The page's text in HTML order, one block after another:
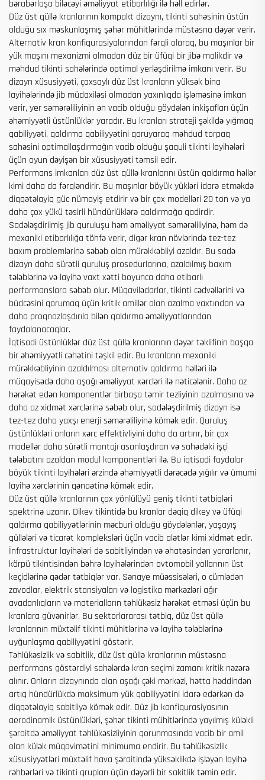
bərabərlaşa biləcəyi əməliyyat etibarlılığı ilə həll edirlər.
Düz üst qüllə kranlarının kompakt dizaynı, tikinti sahəsinin üstün
olduğu sıx məskunlaşmış şəhər mühitlərində müstəsna dəyər verir.
Alternativ kran konfiqurasiyalarından fərqli olaraq, bu maşınlar bir
yük maşını mexanizmi olmadan düz bir üfüqi bir jibə malikdir və
məhdud tikinti sahələrində optimal yerləşdirilmə imkanı verir. Bu
dizayn xüsusiyyəti, çoxsaylı düz üst kranların yüksək bina
layihələrində jib müdaxiləsi olmadan yaxınlıqda işləməsinə imkan
verir, yer səmərəliliyinin ən vacib olduğu göydələn inkişafları üçün
əhəmiyyətli üstünlüklər yaradır. Bu kranları strateji şəkildə yığmaq
qabiliyyəti, qaldırma qabiliyyətini qoruyaraq məhdud torpaq
sahəsini optimallaşdırmağın vacib olduğu şaquli tikinti layihələri
üçün oyun dəyişən bir xüsusiyyəti təmsil edir.
Performans imkanları düz üst qüllə kranlarını üstün qaldırma həllər
kimi daha da fərqləndirir. Bu maşınlar böyük yükləri idarə etməkdə
diqqətəlayiq güc nümayiş etdirir və bir çox modelləri 20 ton və ya
daha çox yükü təsirli hündürlüklərə qaldırmağa qadirdir.
Sadələşdirilmiş jib quruluşu həm əməliyyat səmərəliliyinə, həm də
mexaniki etibarlılığa töhfə verir, digər kran növlərində tez-tez
baxım problemlərinə səbəb olan mürəkkəbliyi azaldır. Bu sadə
dizayn daha sürətli quruluş prosedurlarına, azaldılmış baxım
tələblərinə və layihə vaxt xətti boyunca daha etibarlı
performanslara səbəb olur. Müqavilədarlar, tikinti cədvəllərini və
büdcəsini qorumaq üçün kritik amillər olan azalma vaxtından və
daha proqnozlaşdırıla bilən qaldırma əməliyyatlarından
faydalanacaqlar.
İqtisadi üstünlüklər düz üst qüllə kranlarının dəyər təklifinin başqa
bir əhəmiyyətli cəhətini təşkil edir. Bu kranların mexaniki
mürəkkəbliyinin azaldılması alternativ qaldırma həlləri ilə
müqayisədə daha aşağı əməliyyat xərcləri ilə nəticələnir. Daha az
hərəkət edən komponentlər birbaşa təmir tezliyinin azalmasına və
daha az xidmət xərclərinə səbəb olur, sadələşdirilmiş dizayn isə
tez-tez daha yaxşı enerji səmərəliliyinə kömək edir. Quruluş
üstünlükləri onların xərc effektivliyini daha da artırır, bir çox
modellər daha sürətli montajı asanlaşdıran və sahədəki işçi
tələbatını azaldan modul komponentləri ilə. Bu iqtisadi faydalar
böyük tikinti layihələri ərzində əhəmiyyətli dərəcədə yığılır və ümumi
layihə xərclərinin qənaətinə kömək edir.
Düz üst qüllə kranlarının çox yönlülüyü geniş tikinti tətbiqləri
spektrinə uzanır. Dikev tikintidə bu kranlar dəqiq dikey və üfüqi
qaldırma qabiliyyətlərinin məcburi olduğu göydələnlər, yaşayış
qüllələri və ticarət kompleksləri üçün vacib alətlər kimi xidmət edir.
İnfrastruktur layihələri də sabitliyindən və əhatəsindən yararlanır,
körpü tikintisindən bəhrə layihələrindən avtomobil yollarının üst
keçidlərinə qədər tətbiqlər var. Sənaye müəssisələri, o cümlədən
zavodlar, elektrik stansiyaları və logistika mərkəzləri ağır
avadanlıqların və materialların təhlükəsiz hərəkət etməsi üçün bu
kranlara güvənirlər. Bu sektorlararası tətbiq, düz üst qüllə
kranlarının müxtəlif tikinti mühitlərinə və layihə tələblərinə
uyğunlaşma qabiliyyətini göstərir.
Təhlükəsizlik və sabitlik, düz üst qüllə kranlarının müstəsna
performans göstərdiyi sahələrdə kran seçimi zamanı kritik nəzərə
alınır. Onların dizaynında olan aşağı çəki mərkəzi, hətta həddindən
artıq hündürlükdə maksimum yük qabiliyyətini idarə edərkən də
diqqətəlayiq sabitliyə kömək edir. Düz jib konfiqurasiyasının
aerodinamik üstünlükləri, şəhər tikinti mühitlərində yayılmış küləkli
şəraitdə əməliyyat təhlükəsizliyinin qorunmasında vacib bir amil
olan külək müqavimətini minimuma endirir. Bu təhlükəsizlik
xüsusiyyətləri müxtəlif hava şəraitində yüksəklikdə işləyən layihə
rəhbərləri və tikinti qrupları üçün dəyərli bir sakitlik təmin edir.